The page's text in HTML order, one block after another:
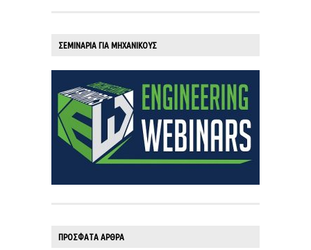
ΣΕΜΙΝΑΡΙΑ ΓΙΑ ΜΗΧΑΝΙΚΟΥΣ
ΠΡΟΣΦΑΤΑ ΑΡΘΡΑ